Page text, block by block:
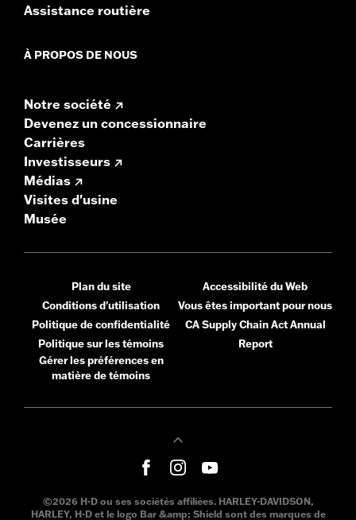
Assistance routière
À PROPOS DE NOUS
Notre société
Devenez un concessionnaire
Carrières
Investisseurs
Médias
Visites d'usine
Musée
Plan du site
Conditions d'utilisation
Politique de confidentialité
Politique sur les témoins
Gérer les préférences en
matière de témoins
Accessibilité du Web
Vous êtes important pour nous
CA Supply Chain Act Annual
Report
©2026 H-D ou ses sociétés affiliées. HARLEY-DAVIDSON,
HARLEY, H-D et le logo Bar &amp; Shield sont des marques de